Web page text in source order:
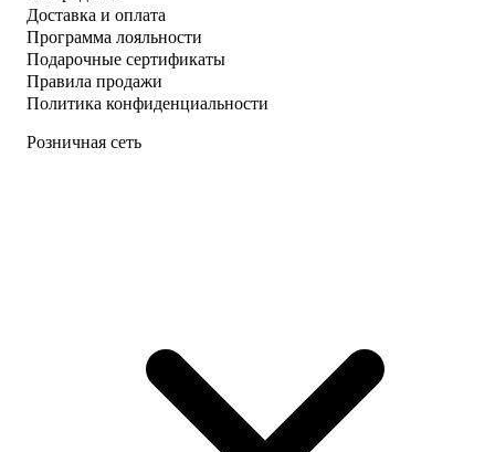
Доставка и оплата
Программа лояльности
Подарочные сертификаты
Правила продажи
Политика конфиденциальности
Розничная сеть